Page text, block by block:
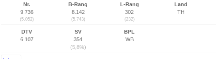
Nr.
9.736
(5.052)
B-Rang
8.142
(5.743)
L-Rang
302
(232)
Land
TH
DTV
6.107
SV
354
(5,8%)
BPL
WB